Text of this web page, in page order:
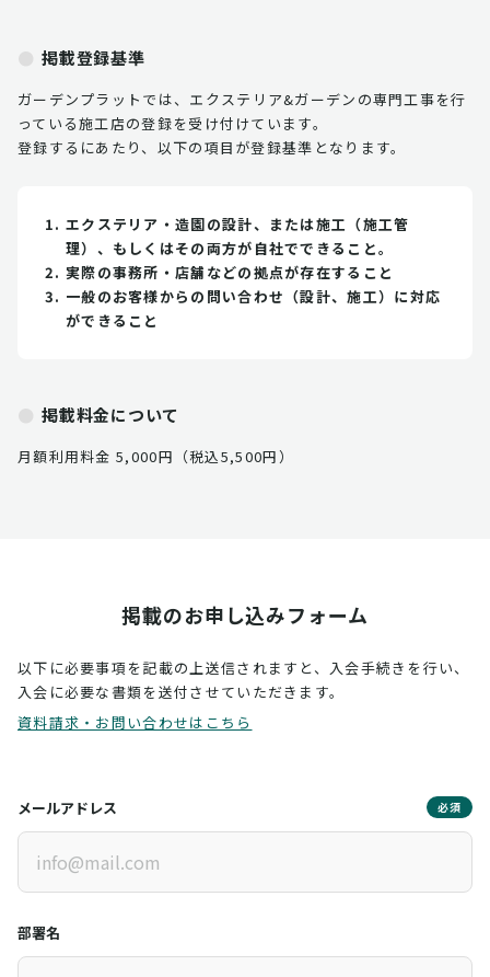
掲載登録基準
ガーデンプラットでは、エクステリア&ガーデンの専門工事を行
っている施工店の登録を受け付けています。
登録するにあたり、以下の項目が登録基準となります。
エクステリア・造園の設計、または施工（施工管
理）、もしくはその両方が自社でできること。
実際の事務所・店舗などの拠点が存在すること
一般のお客様からの問い合わせ（設計、施工）に対応
ができること
掲載料金について
月額利用料金 5,000円（税込5,500円）
掲載のお申し込みフォーム
以下に必要事項を記載の上送信されますと、入会手続きを行い、
入会に必要な書類を送付させていただきます。
資料請求・お問い合わせはこちら
メールアドレス 必須
部署名